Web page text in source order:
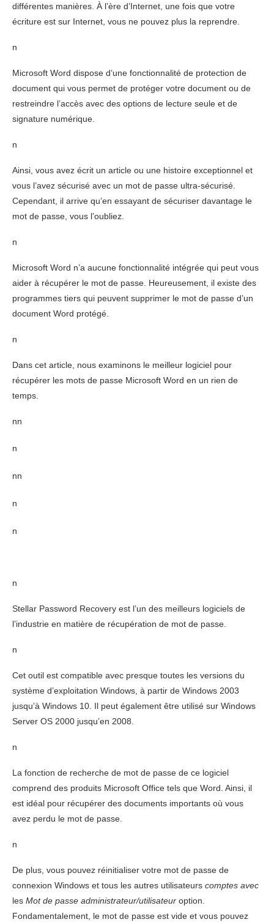
différentes manières. À l’ère d’Internet, une fois que votre
écriture est sur Internet, vous ne pouvez plus la reprendre.
n
Microsoft Word dispose d’une fonctionnalité de protection de
document qui vous permet de protéger votre document ou de
restreindre l’accès avec des options de lecture seule et de
signature numérique.
n
Ainsi, vous avez écrit un article ou une histoire exceptionnel et
vous l’avez sécurisé avec un mot de passe ultra-sécurisé.
Cependant, il arrive qu’en essayant de sécuriser davantage le
mot de passe, vous l’oubliez.
n
Microsoft Word n’a aucune fonctionnalité intégrée qui peut vous
aider à récupérer le mot de passe. Heureusement, il existe des
programmes tiers qui peuvent supprimer le mot de passe d’un
document Word protégé.
n
Dans cet article, nous examinons le meilleur logiciel pour
récupérer les mots de passe Microsoft Word en un rien de
temps.
nn
n
nn
n
n
n
Stellar Password Recovery est l’un des meilleurs logiciels de
l’industrie en matière de récupération de mot de passe.
n
Cet outil est compatible avec presque toutes les versions du
système d’exploitation Windows, à partir de Windows 2003
jusqu’à Windows 10. Il peut également être utilisé sur Windows
Server OS 2000 jusqu’en 2008.
n
La fonction de recherche de mot de passe de ce logiciel
comprend des produits Microsoft Office tels que Word. Ainsi, il
est idéal pour récupérer des documents importants où vous
avez perdu le mot de passe.
n
De plus, vous pouvez réinitialiser votre mot de passe de
connexion Windows et tous les autres utilisateurs comptes avec
les Mot de passe administrateur/utilisateur option.
Fondamentalement, le mot de passe est vide et vous pouvez